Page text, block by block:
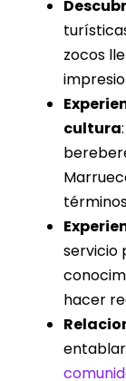
zocos
cultura
servicio
hacer